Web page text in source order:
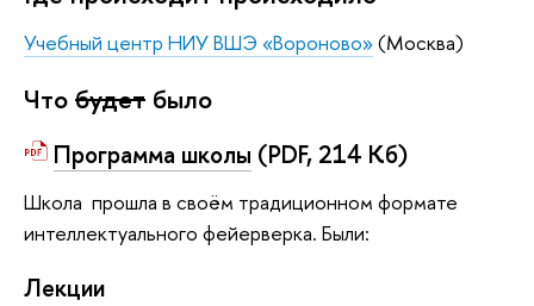
Учебный центр НИУ ВШЭ «Вороново»(Москва)
Что будет было
Программа школы (PDF, 214 Кб)
Школа прошла в своём традиционном формате
интеллектуального фейерверка. Были:
Лекции